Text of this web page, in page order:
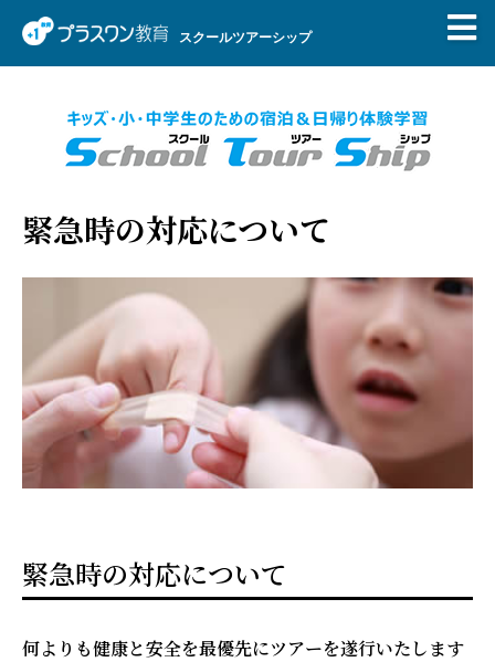
スクールツアーシップ
緊急時の対応について
緊急時の対応について
何よりも健康と安全を最優先にツアーを遂行いたします